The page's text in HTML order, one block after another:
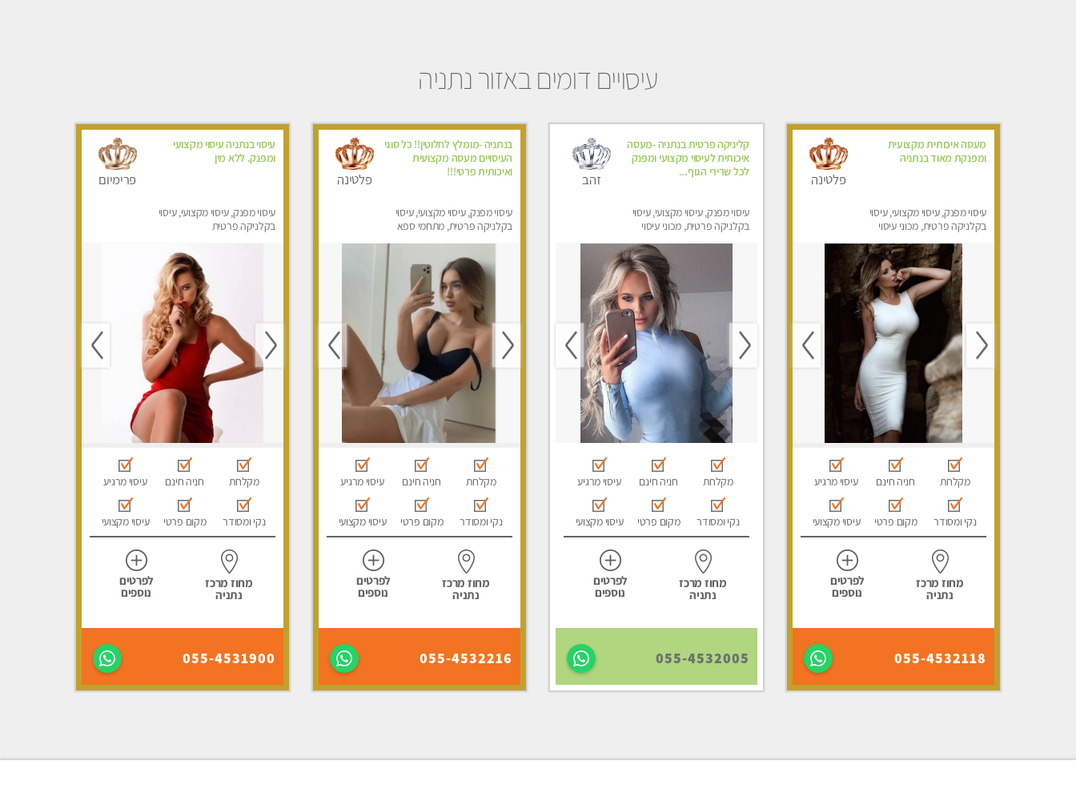
עיסויים דומים באזור נתניה
מעסה איכותית מקצועית
ומפנקת מאוד בנתניה
עיסוי מפנק, עיסוי מקצועי, עיסוי
בקלניקה פרטית, מכוני עיסוי
פלטינה
מקלחת חניה חינם עיסוי מרגיע
נקי ומסודר מקום פרטי עיסוי מקצועי
מחוז מרכז
נתניה
לפרטים
נוספים
055-4532118
קליניקה פרטית בנתניה -מעסה
איכותית לעיסוי מקצועי ומפנק
לכל שרירי הגוף...
עיסוי מפנק, עיסוי מקצועי, עיסוי
בקלניקה פרטית, מכוני עיסוי
זהב
מקלחת חניה חינם עיסוי מרגיע
נקי ומסודר מקום פרטי עיסוי מקצועי
מחוז מרכז
נתניה
לפרטים
נוספים
055-4532005
בנתניה -מומלץ לחלוטין!! כל סוגי
העיסויים מעסה מקצועית
ואיכותית פרטי!!!
עיסוי מפנק, עיסוי מקצועי, עיסוי
בקלניקה פרטית, מתחמי ספא
פלטינה
מקלחת חניה חינם עיסוי מרגיע
נקי ומסודר מקום פרטי עיסוי מקצועי
מחוז מרכז
נתניה
לפרטים
נוספים
055-4532216
עיסוי בנתניה עיסוי מקצועי
ומפנק. ללא מין
עיסוי מפנק, עיסוי מקצועי, עיסוי
בקלניקה פרטית
פרימיום
מקלחת חניה חינם עיסוי מרגיע
נקי ומסודר מקום פרטי עיסוי מקצועי
מחוז מרכז
נתניה
לפרטים
נוספים
055-4531900